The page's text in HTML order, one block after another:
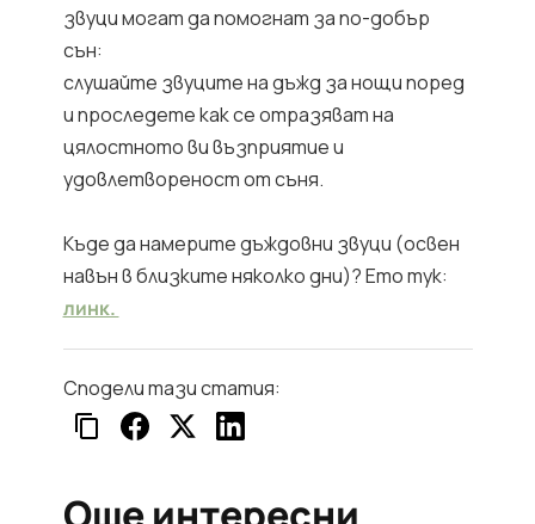
звуци могат да помогнат за по-добър
сън:
слушайте звуците на дъжд за нощи поред
и проследете как се отразяват на
цялостното ви възприятие и
удовлетвореност от съня.
Къде да намерите дъждовни звуци (освен
навън в близките няколко дни)? Ето тук:
линк.
Сподели тази статия: